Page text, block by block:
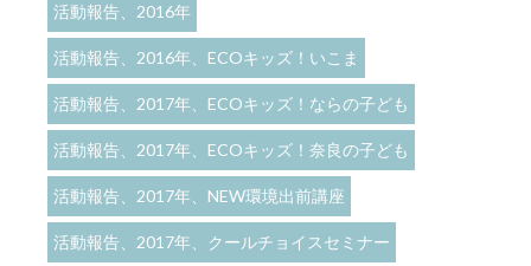
活動報告、2016年
活動報告、2016年、ECOキッズ！いこま
活動報告、2017年、ECOキッズ！ならの子ども
活動報告、2017年、ECOキッズ！奈良の子ども
活動報告、2017年、NEW環境出前講座
活動報告、2017年、クールチョイスセミナー